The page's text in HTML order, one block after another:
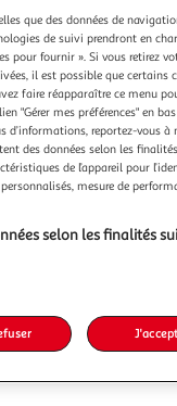
que des données de
de suivi prendront en
pour fournir ». Si vous retirez
il est possible que certains
faire réapparaître ce menu
"Gérer mes préférences" en bas
d’informations, reportez-vous à
des données selon les
de l’appareil pour
mesure de
selon les finalités